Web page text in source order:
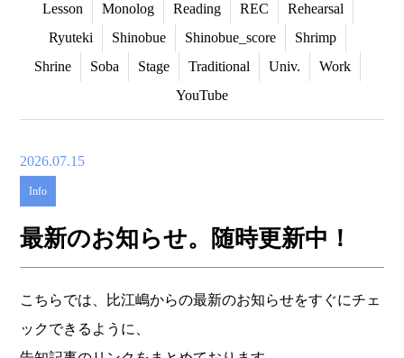
Lesson
Monolog Reading REC
Rehearsal
Ryuteki
Shinobue Shinobue_score
Shrimp
Shrine
Soba Stage Traditional Univ.
Work
YouTube
2026.07.15
Info
最新のお知らせ。随時更新中！
こちらでは、比江嶋からの最新のお知らせをすぐにチェ
ックできるように、